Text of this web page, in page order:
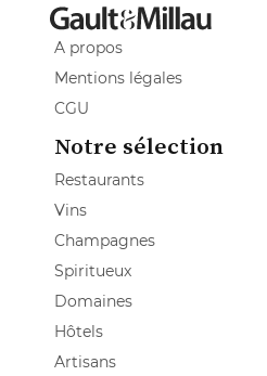
A propos
Mentions légales
CGU
Notre sélection
Restaurants
Vins
Champagnes
Spiritueux
Domaines
Hôtels
Artisans